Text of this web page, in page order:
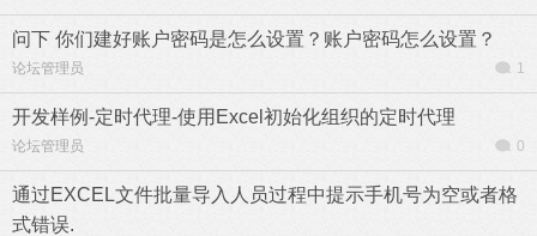
问下 你们建好账户密码是怎么设置？账户密码怎么设置？
论坛管理员 1
开发样例-定时代理-使用Excel初始化组织的定时代理
论坛管理员 0
通过EXCEL文件批量导入人员过程中提示手机号为空或者格
式错误.